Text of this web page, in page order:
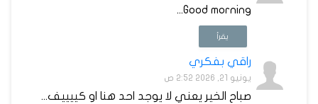
Good morning...
يقرأ
راقي بفكري
يونيو 21, 2026 2:52 ص
صباح الخير يعني لا يوجد احد هنا او كييييف...